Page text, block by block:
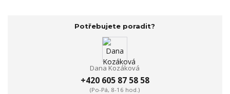
Potřebujete poradit?
Dana Kozáková
+420 605 87 58 58
(Po-Pá, 8-16 hod.)